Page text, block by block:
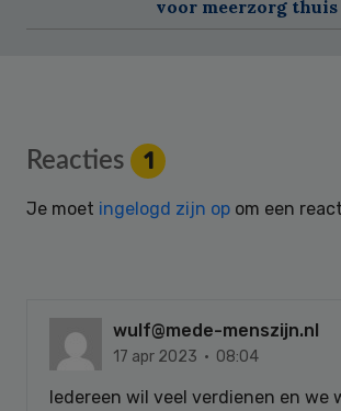
voor meerzorg thuis
Reader
Interactions
Reacties 1
Je moet ingelogd zijn op om een
wulf@mede-menszijn.nl
17 apr 2023 · 08:04
Iedereen wil veel verdienen en we